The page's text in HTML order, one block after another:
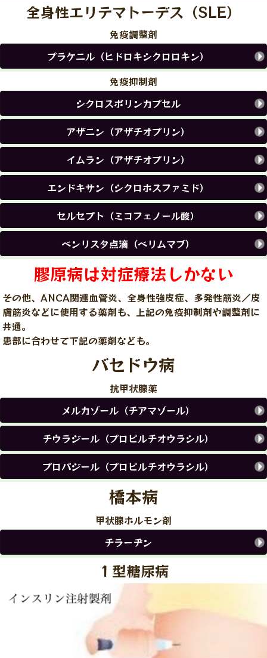
全身性エリテマトーデス（SLE）
免疫調整剤
プラケニル（ヒドロキシクロロキン）
免疫抑制剤
シクロスポリンカプセル
アザニン（アザチオプリン）
イムラン（アザチオプリン）
エンドキサン（シクロホスファミド）
セルセプト（ミコフェノール酸）
ベンリスタ点滴（ベリムマブ）
膠原病は対症療法しかない
その他、ANCA関連血管炎、全身性強皮症、多発性筋炎／皮
膚筋炎などに使用する薬剤も、上記の免疫抑制剤や調整剤に
共通。
患部に合わせて下記の薬剤なども。
バセドウ病
抗甲状腺薬
メルカゾール（チアマゾール）
チウラジール（プロピルチオウラシル）
プロパジール（プロピルチオウラシル）
橋本病
甲状腺ホルモン剤
チラーヂン
１型糖尿病